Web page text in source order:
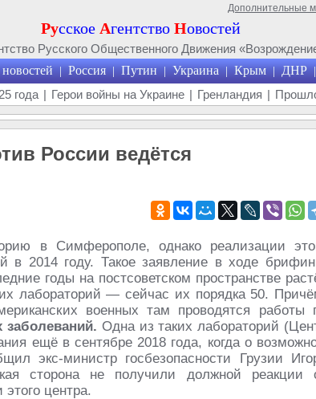
Дополнительные
Русское Агентство Новостей
Русского Общественного Движения
| Россия | Путин | Украина | Крым | ДНР |
года | Герои войны на Украине | Гренландия |
России ведётся
в Симферополе, однако реализации
2014 году. Такое заявление в ходе
годы на постсоветском пространстве
лабораторий — сейчас их порядка 50.
военных там проводятся работы
Одна из таких лабораторий
ещё в сентябре 2018 года, когда о
экс-министр госбезопасности Грузии
сторона не получили должной реакции
центра.